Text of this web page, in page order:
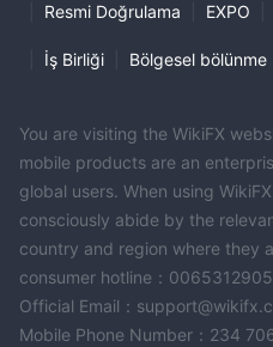
Resmi Doğrulama EXPO
İş Birliği Bölgesel bölünme
You are visiting the WikiFX
mobile products are an
global users. When using
consciously abide by the
country and region where they
consumer hotline：
Official Email：
Mobile Phone Number：234